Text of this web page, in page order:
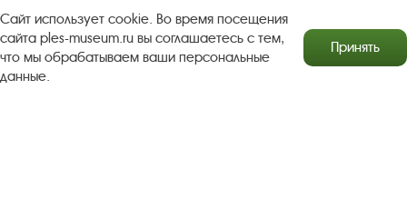
Результаты независимой оценки качества
Бесплатная юридическая помощь
Сайт использует cookie. Во время посещения
сайта ples-museum.ru вы соглашаетесь с тем,
что мы обрабатываем ваши персональные
данные.
Принять